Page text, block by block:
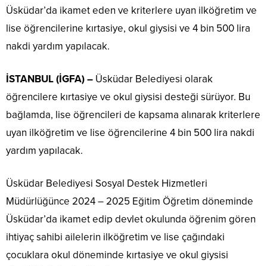
Üsküdar’da ikamet eden ve kriterlere uyan ilköğretim ve
lise öğrencilerine kırtasiye, okul giysisi ve 4 bin 500 lira
nakdi yardım yapılacak.
İSTANBUL (İGFA) – Üsküdar Belediyesi olarak
öğrencilere kırtasiye ve okul giysisi desteği sürüyor. Bu
bağlamda, lise öğrencileri de kapsama alınarak kriterlere
uyan ilköğretim ve lise öğrencilerine 4 bin 500 lira nakdi
yardım yapılacak.
Üsküdar Belediyesi Sosyal Destek Hizmetleri
Müdürlüğünce 2024 – 2025 Eğitim Öğretim döneminde
Üsküdar’da ikamet edip devlet okulunda öğrenim gören
ihtiyaç sahibi ailelerin ilköğretim ve lise çağındaki
çocuklara okul döneminde kırtasiye ve okul giysisi